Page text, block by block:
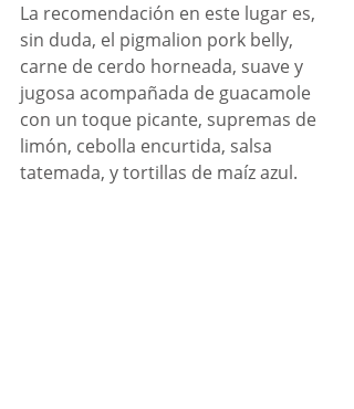
La recomendación en este lugar es,
sin duda, el pigmalion pork belly,
carne de cerdo horneada, suave y
jugosa acompañada de guacamole
con un toque picante, supremas de
limón, cebolla encurtida, salsa
tatemada, y tortillas de maíz azul.